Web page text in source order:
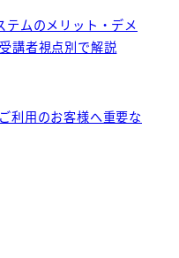
テムのメリット・デメ
講者視点別で解説
利用のお客様へ重要な